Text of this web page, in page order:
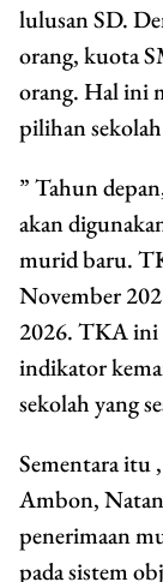
lulusan SD.
orang, kuota
orang. Hal ini
pilihan
” Tahun
akan
murid baru.
November
2026. TKA ini
indikator
sekolah yang
Sementara
Ambon,
penerimaan
pada sistem